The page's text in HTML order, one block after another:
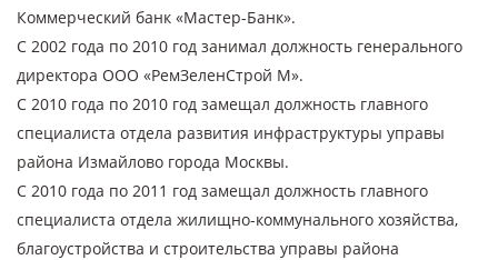
Коммерческий банк «Мастер-Банк».
С 2002 года по 2010 год занимал должность генерального
директора ООО «РемЗеленСтрой М».
С 2010 года по 2010 год замещал должность главного
специалиста отдела развития инфраструктуры управы
района Измайлово города Москвы.
С 2010 года по 2011 год замещал должность главного
специалиста отдела жилищно-коммунального хозяйства,
благоустройства и строительства управы района